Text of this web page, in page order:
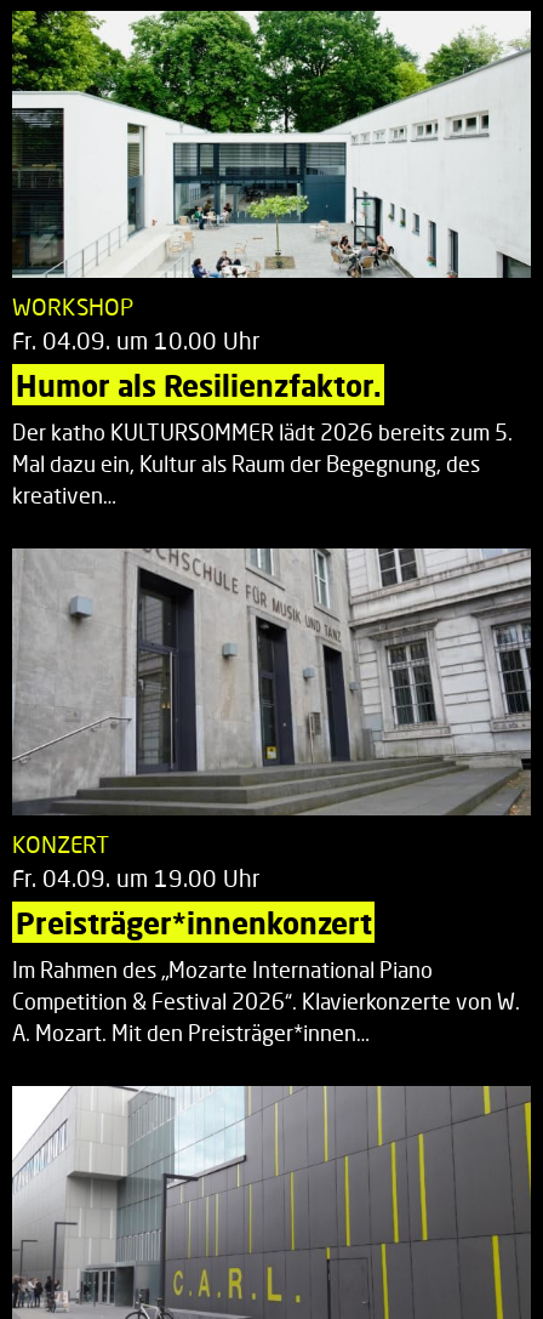
WORKSHOP
Fr. 04.09. um 10.00 Uhr
Humor als Resilienzfaktor.
Der katho KULTURSOMMER lädt 2026 bereits zum 5.
Mal dazu ein, Kultur als Raum der Begegnung, des
kreativen…
KONZERT
Fr. 04.09. um 19.00 Uhr
Preisträger*innenkonzert
Im Rahmen des „Mozarte International Piano
Competition & Festival 2026“. Klavierkonzerte von W.
A. Mozart. Mit den Preisträger*innen…